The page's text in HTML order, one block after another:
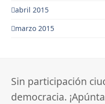
abril 2015
marzo 2015
Sin participación
democracia.